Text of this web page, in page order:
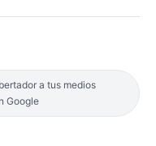
a tus medios
Google